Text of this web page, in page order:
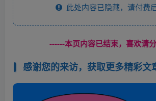
此处内容已隐藏，请付费
------本页内容已结束，喜欢请
感谢您的来访，获取更多精彩文